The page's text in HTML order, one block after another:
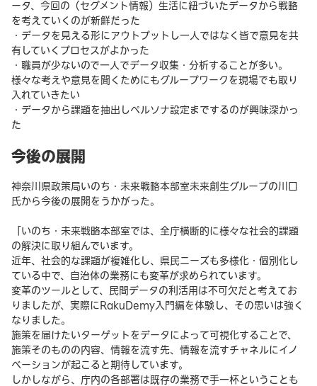
ータ、今回の（セグメント情報）生活に紐づいたデータから戦略
を考えていくのが新鮮だった
・データを見える形にアウトプットし一人ではなく皆で意見を共
有していくプロセスがよかった
・職員が少ないので一人でデータ収集・分析することが多い。
様々な考えや意見を聞くためにもグループワークを現場でも取り
入れていきたい
・データから課題を抽出しペルソナ設定までするのが興味深かっ
た
今後の展開
神奈川県政策局いのち・未来戦略本部室未来創生グループの川口
氏から今後の展開をうかがった。
「いのち・未来戦略本部室では、全庁横断的に様々な社会的課題
の解決に取り組んでいます。
近年、社会的な課題が複雑化し、県民ニーズも多様化・個別化し
ている中で、自治体の業務にも変革が求められています。
変革のツールとして、民間データの利活用は不可欠だと考えてお
りましたが、実際にRakuDemy入門編を体験し、その思いは強く
なりました。
施策を届けたいターゲットをデータによって可視化することで、
施策そのものの内容、情報を流す先、情報を流すチャネルにイノ
ベーションが起こると期待しています。
しかしながら、庁内の各部署は既存の業務で手一杯ということも